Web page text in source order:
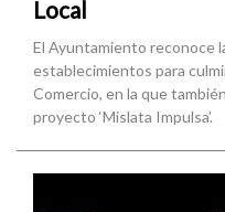
Local
El Ayuntamiento reconoce
establecimientos para
Comercio, en la que
proyecto ‘Mislata Impulsa’.